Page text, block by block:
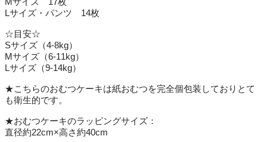
Lサイズ・パンツ 14枚
☆目安☆
Sサイズ（4-8kg）
Mサイズ（6-11kg）
Lサイズ（9-14kg）
★こちらのおむつケーキは紙おむつを完全個包装しておりとて
も衛生的です。
★おむつケーキのラッピングサイズ：
直径約22cm×高さ約40cm